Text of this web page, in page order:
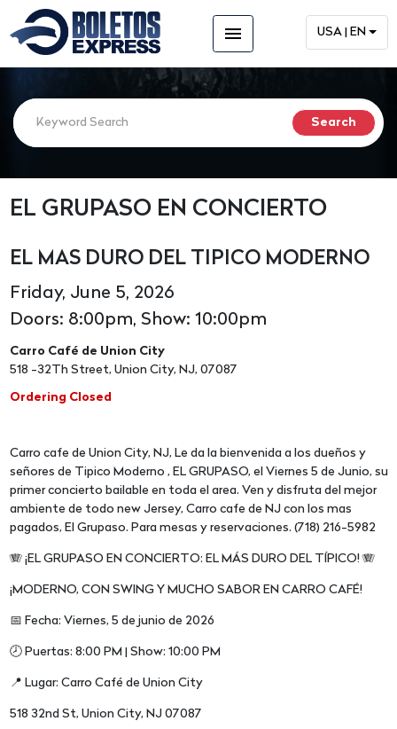
menu USA | EN
EL GRUPASO EN CONCIERTO
EL MAS DURO DEL TIPICO MODERNO
Friday, June 5, 2026
Doors: 8:00pm, Show: 10:00pm
Carro Café de Union City
518 -32Th Street, Union City, NJ, 07087
Ordering Closed
Carro cafe de Union City, NJ, Le da la bienvenida a los dueños y
señores de Tipico Moderno , EL GRUPASO, el Viernes 5 de Junio, su
primer concierto bailable en toda el area. Ven y disfruta del mejor
ambiente de todo new Jersey, Carro cafe de NJ con los mas
pagados, El Grupaso. Para mesas y reservaciones. (718) 216-5982
🪗 ¡EL GRUPASO EN CONCIERTO: EL MÁS DURO DEL TÍPICO! 🪗
¡MODERNO, CON SWING Y MUCHO SABOR EN CARRO CAFÉ!
📅 Fecha: Viernes, 5 de junio de 2026
🕗 Puertas: 8:00 PM | Show: 10:00 PM
📍 Lugar: Carro Café de Union City
518 32nd St, Union City, NJ 07087